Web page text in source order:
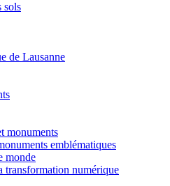
sols
de Lausanne
monuments
emblématiques
monde
transformation numérique